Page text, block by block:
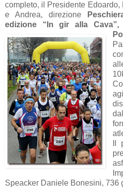
completo, il Presidente
e Andrea, direzione
edizione “In gir alla Cava”,
Il
Speacker Daniele Bonesini, 736